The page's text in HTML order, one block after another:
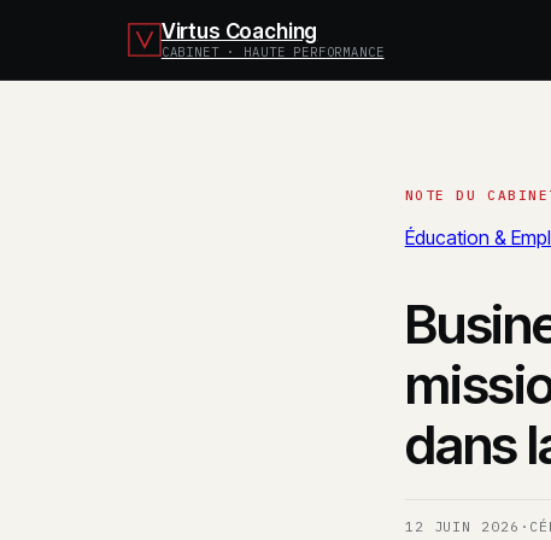
Virtus Coaching
CABINET · HAUTE PERFORMANCE
Éducation &
dans
12 JUIN 2026 ·